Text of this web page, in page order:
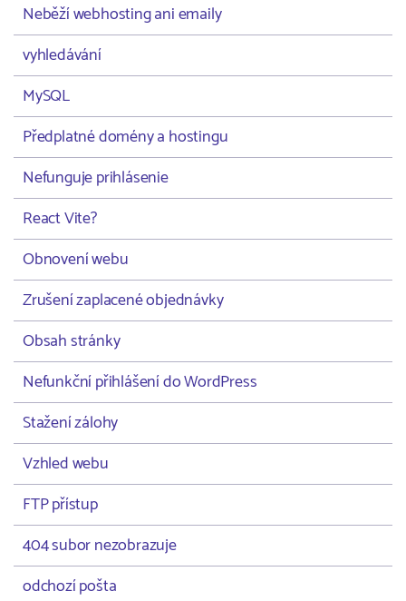
Neběží webhosting ani emaily
vyhledávání
MySQL
Předplatné domény a hostingu
Nefunguje prihlásenie
React Vite?
Obnovení webu
Zrušení zaplacené objednávky
Obsah stránky
Nefunkční přihlášení do WordPress
Stažení zálohy
Vzhled webu
FTP přístup
404 subor nezobrazuje
odchozí pošta